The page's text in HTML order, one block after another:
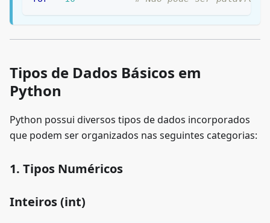
Tipos de Dados Básicos em
Python
Python possui diversos tipos de dados incorporados
que podem ser organizados nas seguintes categorias:
1. Tipos Numéricos
Inteiros (int)